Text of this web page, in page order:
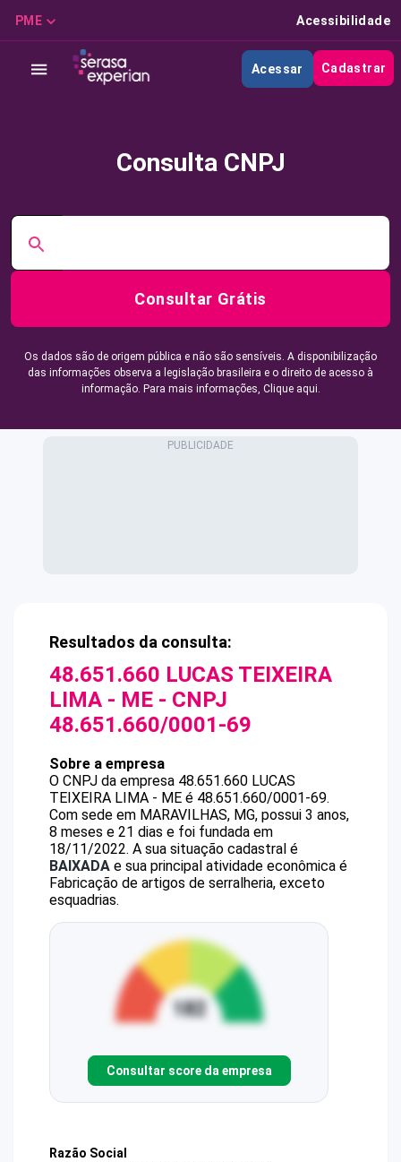
PME Acessibilidade
Acessar Cadastrar
Consulta CNPJ
Consultar Grátis
Os dados são de origem pública e não são sensíveis. A disponibilização
das informações observa a legislação brasileira e o direito de acesso à
informação. Para mais informações, Clique aqui.
Resultados da consulta:
48.651.660 LUCAS TEIXEIRA
LIMA - ME - CNPJ
48.651.660/0001-69
Sobre a empresa
O CNPJ da empresa 48.651.660 LUCAS
TEIXEIRA LIMA - ME é 48.651.660/0001-69.
Com sede em MARAVILHAS, MG, possui 3 anos,
8 meses e 21 dias e foi fundada em
18/11/2022. A sua situação cadastral é
BAIXADA e sua principal atividade econômica é
Fabricação de artigos de serralheria, exceto
esquadrias.
Consultar score da empresa
Razão Social